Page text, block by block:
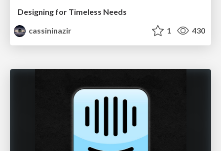
Designing for Timeless Needs
cassininazir
1 430